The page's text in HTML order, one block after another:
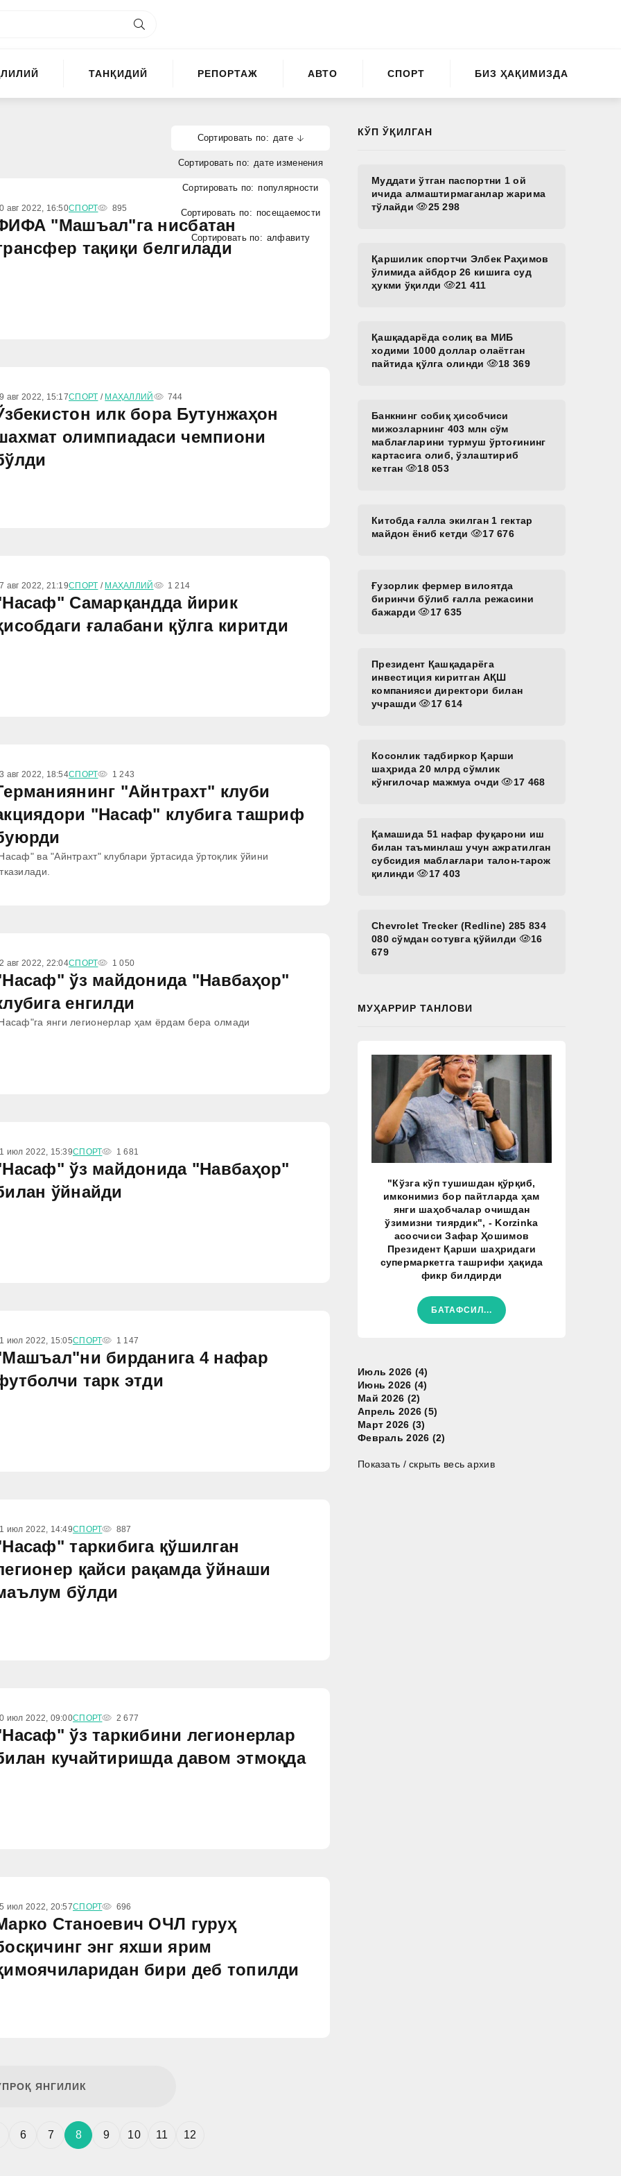
ТАНҚИДИЙ РЕПОРТАЖ АВТО СПОРТ БИЗ ҲАҚИМИЗДА
дате
дате изменения
популярности
посещаемости
алфавиту
авг 2022, 16:50СПОРТ 895
"Машъал"га нисбатан
тақиқи белгилади
авг 2022, 15:17СПОРТ / МАҲАЛЛИЙ 744
илк бора Бутунжаҳон
олимпиадаси чемпиони
авг 2022, 21:19СПОРТ / МАҲАЛЛИЙ 1 214
Самарқандда йирик
ғалабани қўлга киритди
авг 2022, 18:54СПОРТ 1 243
"Айнтрахт" клуби
"Насаф" клубига ташриф
ва "Айнтрахт" клублари ўртасида ўртоқлик ўйини
авг 2022, 22:04СПОРТ 1 050
ўз майдонида "Навбаҳор"
енгилди
янги легионерлар ҳам ёрдам бера олмади
июл 2022, 15:39СПОРТ 1 681
ўз майдонида "Навбаҳор"
ўйнайди
июл 2022, 15:05СПОРТ 1 147
бирданига 4 нафар
тарк этди
июл 2022, 14:49СПОРТ 887
таркибига қўшилган
қайси рақамда ўйнаши
бўлди
июл 2022, 09:00СПОРТ 2 677
ўз таркибини легионерлар
кучайтиришда давом этмоқда
июл 2022, 20:57СПОРТ 696
Станоевич ОЧЛ гуруҳ
энг яхши ярим
бири деб топилди
ЯНГИЛИК
6 7 8 9 10 11 12
КЎП ЎҚИЛГАН
Муддати ўтган паспортни 1 ой
ичида алмаштирмаганлар жарима
тўлайди
25 298
Қаршилик спортчи Элбек Раҳимов
ўлимида айбдор 26 кишига суд
ҳукми ўқилди
21 411
Қашқадарёда солиқ ва МИБ
ходими 1000 доллар олаётган
пайтида қўлга олинди
18 369
Банкнинг собиқ ҳисобчиси
мижозларнинг 403 млн сўм
маблағларини турмуш ўртоғининг
картасига олиб, ўзлаштириб
кетган
18 053
Китобда ғалла экилган 1 гектар
майдон ёниб кетди
17 676
Ғузорлик фермер вилоятда
биринчи бўлиб ғалла режасини
бажарди
17 635
Президент Қашқадарёга
инвестиция киритган АҚШ
компанияси директори билан
учрашди
17 614
Косонлик тадбиркор Қарши
шаҳрида 20 млрд сўмлик
кўнгилочар мажмуа очди
17 468
Қамашида 51 нафар фуқарони иш
билан таъминлаш учун ажратилган
субсидия маблағлари талон-тарож
қилинди
17 403
Chevrolet Trecker (Redline) 285 834
080 сўмдан сотувга қўйилди
16
679
МУҲАРРИР ТАНЛОВИ
"Кўзга кўп тушишдан қўрқиб,
имконимиз бор пайтларда ҳам
янги шаҳобчалар очишдан
ўзимизни тиярдик", - Korzinka
асосчиси Зафар Ҳошимов
Президент Қарши шаҳридаги
супермаркетга ташрифи ҳақида
фикр билдирди
БАТАФСИЛ...
Июль 2026 (4)
Июнь 2026 (4)
Май 2026 (2)
Апрель 2026 (5)
Март 2026 (3)
Февраль 2026 (2)
Показать / скрыть весь архив